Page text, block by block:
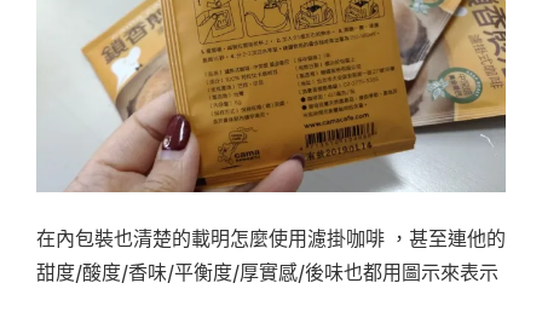
在內包裝也清楚的載明怎麼使用濾掛咖啡 ，甚至連他的
甜度/酸度/香味/平衡度/厚實感/後味也都用圖示來表示